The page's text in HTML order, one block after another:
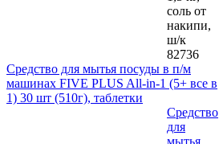
соль от
накипи,
ш/к
82736
Средство для мытья посуды в п/м
машинах FIVE PLUS All-in-1 (5+ все в
1) 30 шт (510г), таблетки
Средство
для
мытья